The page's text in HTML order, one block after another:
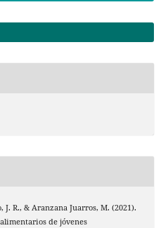
J. R., & Aranzana Juarros, M. (2021).
de jóvenes